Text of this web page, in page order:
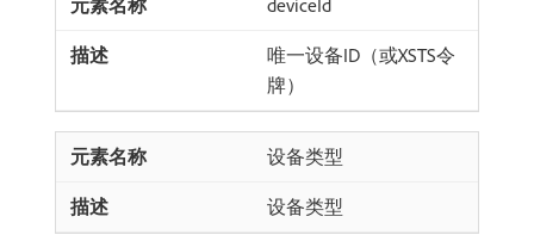
deviceId
唯一设备ID（或XSTS令
牌）
设备类型
设备类型